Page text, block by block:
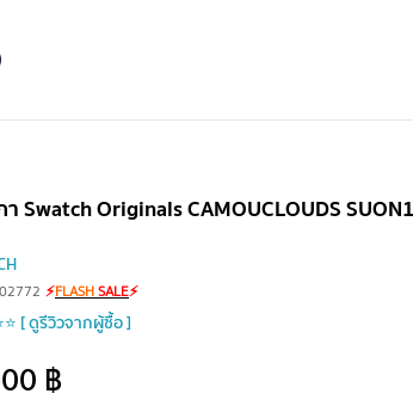
Swatch Originals CAMOUCLOUDS
⚡FLASHSALE⚡
[ ดูรีวิวจากผู้ซื้อ ]
฿